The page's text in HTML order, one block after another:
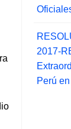
2017-
Perú en